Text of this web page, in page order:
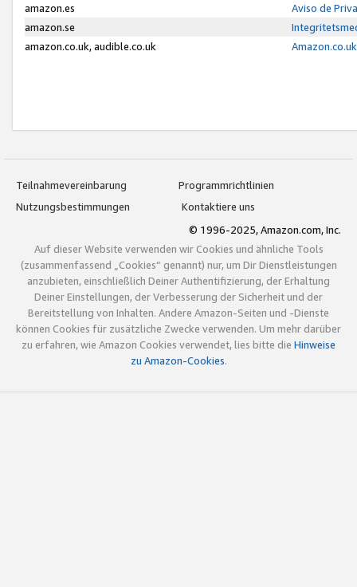
amazon.es
Aviso de
amazon.se
amazon.co.uk, audible.co.uk
Teilnahmevereinbarung
Programmrichtlinien
Nutzungsbestimmungen
Kontaktiere uns
© 1996-2025, Amazon.com, Inc.
Auf dieser Website verwenden wir Cookies und ähnliche Tools
(zusammenfassend „Cookies“ genannt) nur, um Dir Dienstleistungen
anzubieten, einschließlich Deiner Authentifizierung, der Erhaltung
Deiner Einstellungen, der Verbesserung der Sicherheit und der
Bereitstellung von Inhalten. Andere Amazon-Seiten und -Dienste
können Cookies für zusätzliche Zwecke verwenden. Um mehr darüber
zu erfahren, wie Amazon Cookies verwendet, lies bitte die Hinweise
zu Amazon-Cookies.